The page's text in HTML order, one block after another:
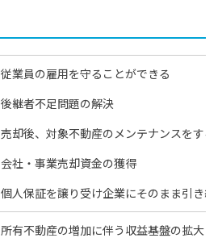
従業員の雇用を守ることができる
後継者不足問題の解決
売却後、対象不動産のメンテナンスをする
会社・事業売却資金の獲得
個人保証を譲り受け企業にそのまま引き継
所有不動産の増加に伴う収益基盤の拡大